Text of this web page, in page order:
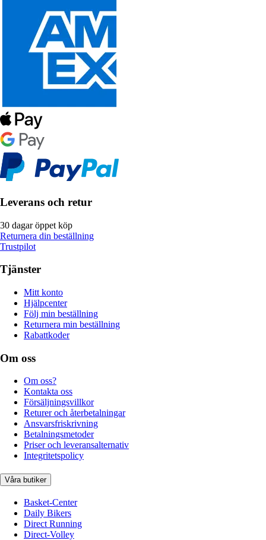
Leverans och retur
30 dagar öppet köp
Returnera din beställning
Trustpilot
Tjänster
Mitt konto
Hjälpcenter
Följ min beställning
Returnera min beställning
Rabattkoder
Om oss
Om oss?
Kontakta oss
Försäljningsvillkor
Returer och återbetalningar
Ansvarsfriskrivning
Betalningsmetoder
Priser och leveransalternativ
Integritetspolicy
Våra butiker
Basket-Center
Daily Bikers
Direct Running
Direct-Volley